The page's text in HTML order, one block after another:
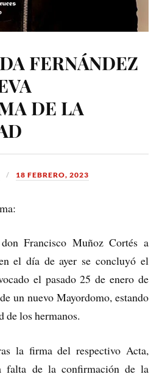
FERNÁNDEZ
DE LA
18 FEBRERO, 2023
Francisco Muñoz Cortés a
el día de ayer se concluyó el
el pasado 25 de enero de
un nuevo Mayordomo, estando
de los hermanos.
la firma del respectivo Acta,
falta de la confirmación de la